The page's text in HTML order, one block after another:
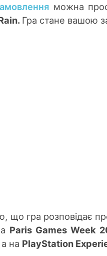
можна
Гра стане вашою
що гра розповідає
Paris Games Week
на PlayStation